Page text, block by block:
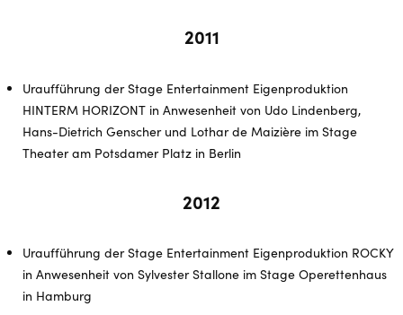
2011
Uraufführung der Stage Entertainment Eigenproduktion
HINTERM HORIZONT in Anwesenheit von Udo Lindenberg,
Hans-Dietrich Genscher und Lothar de Maizière im Stage
Theater am Potsdamer Platz in Berlin
2012
Uraufführung der Stage Entertainment Eigenproduktion ROCKY
in Anwesenheit von Sylvester Stallone im Stage Operettenhaus
in Hamburg